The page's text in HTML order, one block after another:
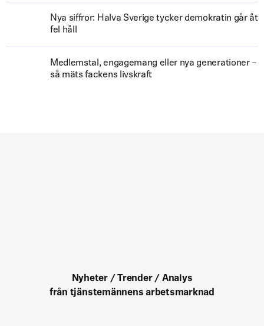
Nya siffror: Halva Sverige tycker demokratin går åt
fel håll
Medlemstal, engagemang eller nya generationer –
så mäts fackens livskraft
Nyheter / Trender / Analys
från tjänstemännens arbetsmarknad